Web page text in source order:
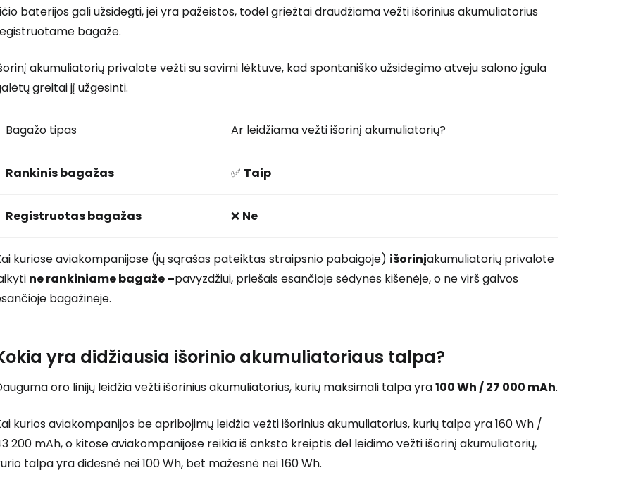
baterijos gali užsidegti, jei yra pažeistos, todėl griežtai draudžiama vežti išorinius akumuliatorius
bagaže.
akumuliatorių privalote vežti su savimi lėktuve, kad spontaniško užsidegimo atveju salono įgula
greitai jį užgesinti.
Bagažo tipas Ar leidžiama vežti išorinį akumuliatorių?
Rankinis bagažas ✅ Taip
Registruotas bagažas ❌ Ne
kuriose aviakompanijose (jų sąrašas pateiktas straipsnio pabaigoje) išorinįakumuliatorių privalote
ne rankiniame bagaže –pavyzdžiui, priešais esančioje sėdynės kišenėje, o ne virš galvos
bagažinėje.
yra didžiausia išorinio akumuliatoriaus talpa?
oro linijų leidžia vežti išorinius akumuliatorius, kurių maksimali talpa yra100 Wh / 27 000 mAh.
kurios aviakompanijos be apribojimų leidžia vežti išorinius akumuliatorius, kurių talpa yra 160 Wh /
200 mAh, o kitose aviakompanijose reikia iš anksto kreiptis dėl leidimo vežti išorinį akumuliatorių,
talpa yra didesnė nei 100 Wh, bet mažesnė nei 160 Wh.